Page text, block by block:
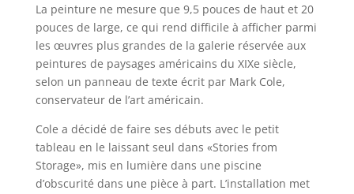
La peinture ne mesure que 9,5 pouces de haut et 20
pouces de large, ce qui rend difficile à afficher parmi
les œuvres plus grandes de la galerie réservée aux
peintures de paysages américains du XIXe siècle,
selon un panneau de texte écrit par Mark Cole,
conservateur de l’art américain.
Cole a décidé de faire ses débuts avec le petit
tableau en le laissant seul dans «Stories from
Storage», mis en lumière dans une piscine
d’obscurité dans une pièce à part. L’installation met